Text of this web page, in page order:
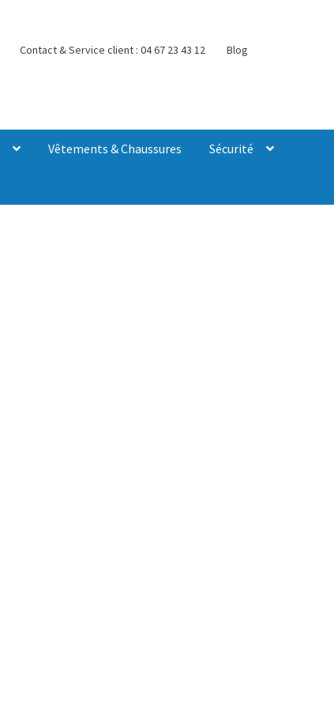
Contact & Service client : 04 67 23 43 12 Blog
Vêtements & Chaussures Sécurité